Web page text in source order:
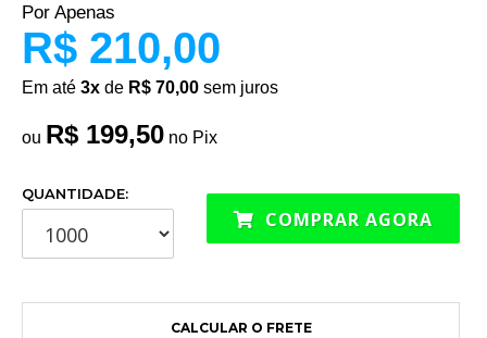
Por Apenas
R$ 210,00
Em até 3x de R$ 70,00 sem juros
ou R$ 199,50 no Pix
QUANTIDADE:
COMPRAR AGORA
CALCULAR O FRETE